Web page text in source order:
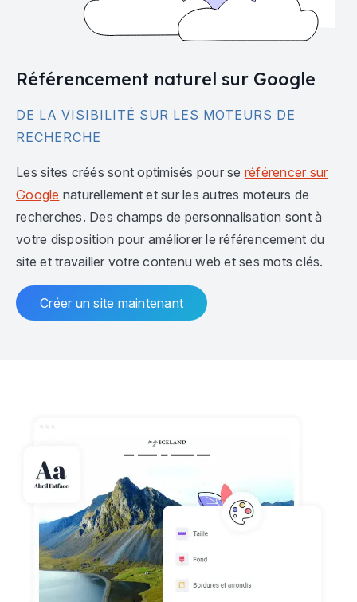
Référencement naturel sur Google
DE LA VISIBILITÉ SUR LES MOTEURS DE
RECHERCHE
Les sites créés sont optimisés pour se référencer sur
Google naturellement et sur les autres moteurs de
recherches. Des champs de personnalisation sont à
votre disposition pour améliorer le référencement du
site et travailler votre contenu web et ses mots clés.
Créer un site maintenant